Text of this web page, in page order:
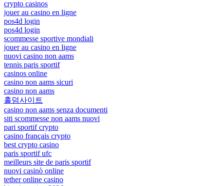
crypto casinos
jouer au casino en ligne
pos4d login
pos4d login
scommesse sportive mondiali
jouer au casino en ligne
nuovi casino non aams
tennis paris sportif
casinos online
casino non aams sicuri
casino non aams
홀덤사이트
casino non aams senza documenti
siti scommesse non aams nuovi
pari sportif crypto
casino français crypto
best crypto casino
paris sportif ufc
meilleurs site de paris sportif
nuovi casinò online
tether online casino